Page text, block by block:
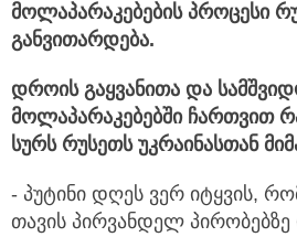
მოლაპარაკებების პროცესი
განვითარდება.
დროის გაყვანითა და
მოლაპარაკებებში ჩართვით
სურს რუსეთს უკრაინასთან
- პუტინი დღეს ვერ იტყვის,
თავის პირვანდელ